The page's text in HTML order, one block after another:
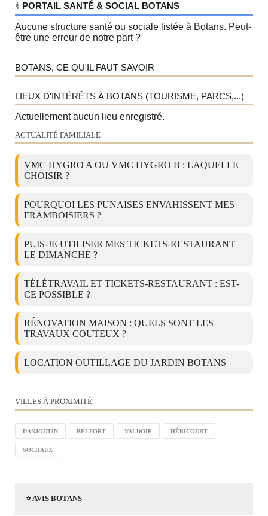
‍⚕️ PORTAIL SANTÉ & SOCIAL BOTANS
Aucune structure santé ou sociale listée à Botans. Peut-
être une erreur de notre part ?
BOTANS, CE QU'IL FAUT SAVOIR
LIEUX D'INTÉRÊTS À BOTANS (TOURISME, PARCS,...)
Actuellement aucun lieu enregistré.
ACTUALITÉ FAMILIALE
VMC HYGRO A OU VMC HYGRO B : LAQUELLE
CHOISIR ?
POURQUOI LES PUNAISES ENVAHISSENT MES
FRAMBOISIERS ?
PUIS-JE UTILISER MES TICKETS-RESTAURANT
LE DIMANCHE ?
TÉLÉTRAVAIL ET TICKETS-RESTAURANT : EST-
CE POSSIBLE ?
RÉNOVATION MAISON : QUELS SONT LES
TRAVAUX COUTEUX ?
LOCATION OUTILLAGE DU JARDIN BOTANS
VILLES À PROXIMITÉ
DANJOUTIN BELFORT VALDOIE HÉRICOURT
SOCHAUX
⭐ AVIS BOTANS